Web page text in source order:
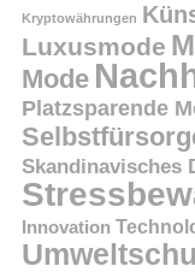
Kryptowährungen
Luxusmode
Mode
Platzsparende
Skandinavisches
Innovation